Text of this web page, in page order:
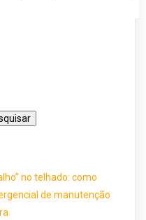
no telhado: como
de manutenção